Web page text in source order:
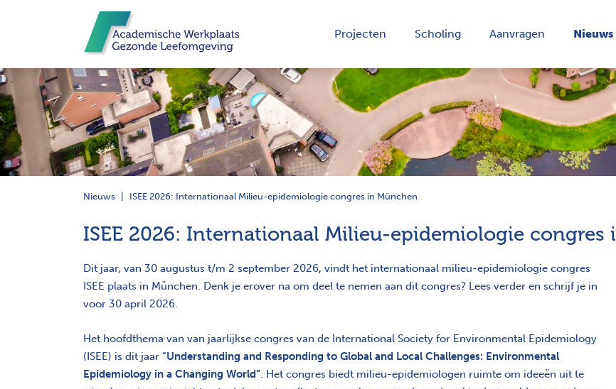
Projecten Scholing Aanvragen Nieuws
Nieuws ISEE 2026: Internationaal Milieu-epidemiologie congres in München
ISEE 2026: Internationaal Milieu-epidemiologie congres
Dit jaar, van 30 augustus t/m 2 september 2026, vindt het internationaal milieu-epidemiologie congres
ISEE plaats in München. Denk je erover na om deel te nemen aan dit congres? Lees verder en schrijf je in
voor 30 april 2026.
Het hoofdthema van van jaarlijkse congres van de International Society for Environmental Epidemiology
(ISEE) is dit jaar “Understanding and Responding to Global and Local Challenges: Environmental
Epidemiology in a Changing World”. Het congres biedt milieu-epidemiologen ruimte om ideeën uit te